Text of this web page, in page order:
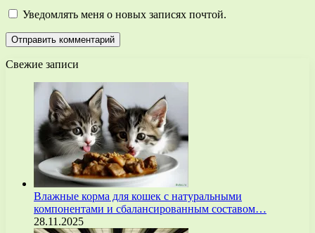
Уведомлять меня о новых записях почтой.
Свежие записи
Влажные корма для кошек с натуральными
компонентами и сбалансированным составом…
28.11.2025